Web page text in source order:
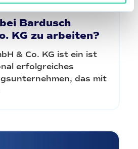
Bardusch
KG zu arbeiten?
& Co. KG ist ein ist
erfolgreiches
das mit